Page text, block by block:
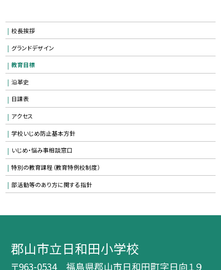
校長挨拶
グランドデザイン
教育目標
沿革史
日課表
アクセス
学校いじめ防止基本方針
いじめ・悩み事相談窓口
特別の教育課程（教育特例校制度）
部活動等のあり方に関する指針
郡山市立日和田小学校
〒963-0534 福島県郡山市日和田町字日向１９